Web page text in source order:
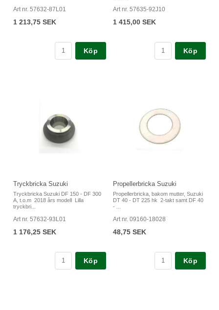
Art nr. 57632-87L01
1 213,75 SEK
Köp
Art nr. 57635-92J10
1 415,00 SEK
Köp
Tryckbricka Suzuki
Tryckbricka Suzuki DF 150 - DF 300
A, t.o.m 2018 års modell Lilla
tryckbri...
Art nr. 57632-93L01
1 176,25 SEK
Köp
Propellerbricka Suzuki
Propellerbricka, bakom mutter, Suzuki
DT 40 - DT 225 hk 2-takt samt DF 40
- ...
Art nr. 09160-18028
48,75 SEK
Köp